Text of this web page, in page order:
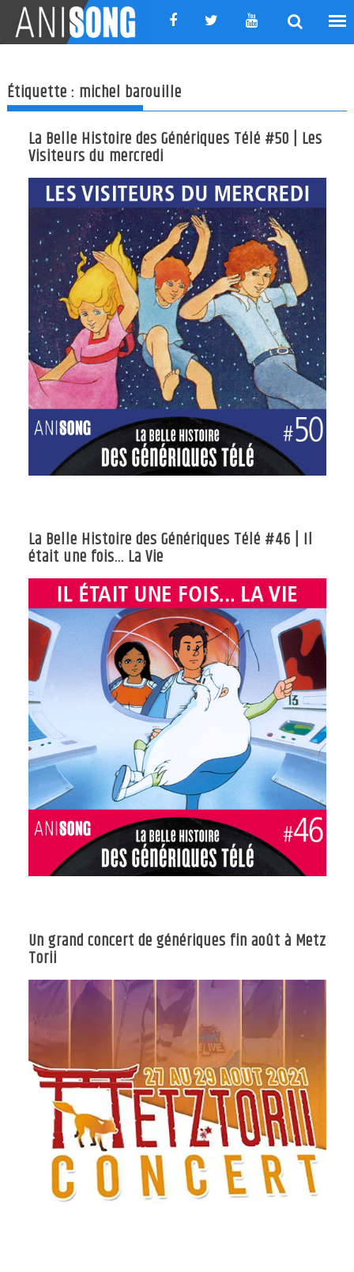
content
Étiquette : michel barouille
La Belle Histoire des Génériques Télé #50 | Les
Visiteurs du mercredi
La Belle Histoire des Génériques Télé #46 | Il
était une fois… La Vie
Un grand concert de génériques fin août à Metz
Torii